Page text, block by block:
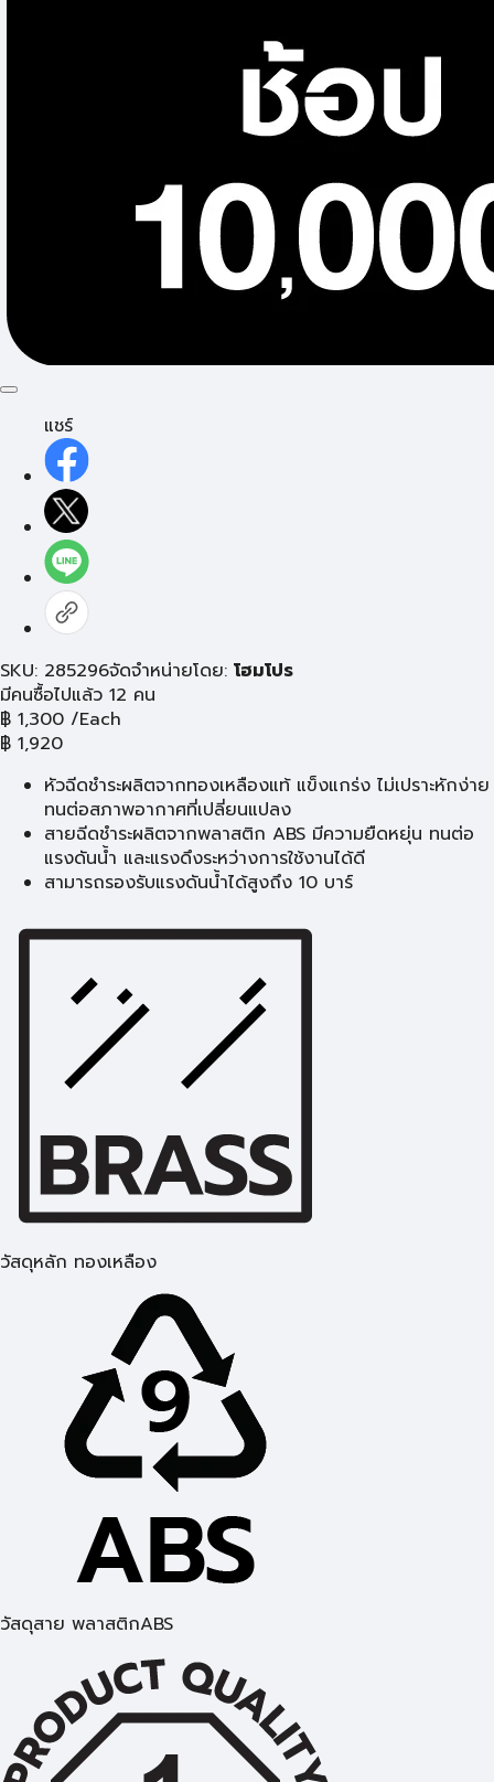
แชร์
SKU: 285296จัดจำหน่ายโดย: โฮมโปร
มีคนซื้อไปแล้ว 12 คน
฿ 1,300 /Each
฿ 1,920
หัวฉีดชำระผลิตจากทองเหลืองแท้ แข็งแกร่ง ไม่เปราะหักง่าย
ทนต่อสภาพอากาศที่เปลี่ยนแปลง
สายฉีดชำระผลิตจากพลาสติก ABS มีความยืดหยุ่น ทนต่อ
แรงดันน้ำ และแรงดึงระหว่างการใช้งานได้ดี
สามารถรองรับแรงดันน้ำได้สูงถึง 10 บาร์
วัสดุหลัก ทองเหลือง
วัสดุสาย พลาสติกABS